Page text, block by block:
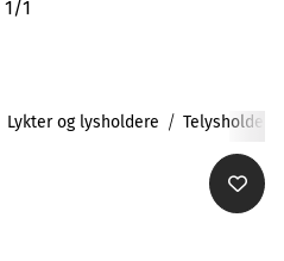
1/1
Lykter og lysholdere Telysholdere